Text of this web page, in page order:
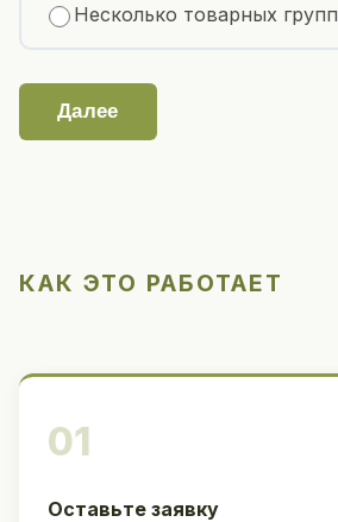
Несколько товарных групп
Далее
КАК ЭТО РАБОТАЕТ
01
Оставьте заявку